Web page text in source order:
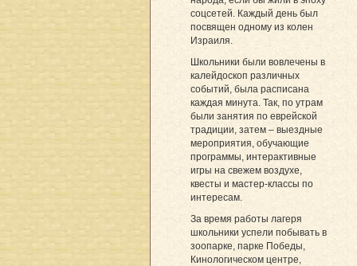
соцсетей. Каждый день был
посвящен одному из колен
Израиля.
Школьники были вовлечены в
калейдоскоп различных
событий, была расписана
каждая минута. Так, по утрам
были занятия по еврейской
традиции, затем – выездные
мероприятия, обучающие
программы, интерактивные
игры на свежем воздухе,
квесты и мастер-классы по
интересам.
За время работы лагеря
школьники успели побывать в
зоопарке, парке Победы,
Кинологическом центре,